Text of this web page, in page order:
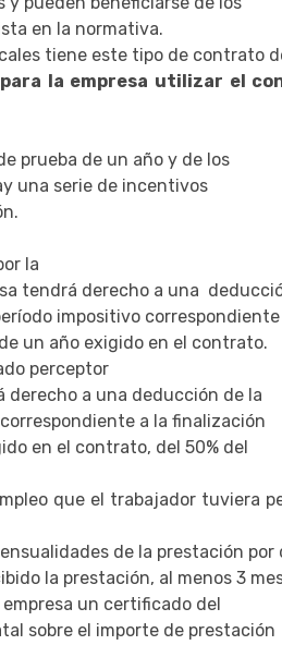
en la normativa.
tiene este tipo de contrato
la empresa utilizar el
prueba de un año y de los
una serie de incentivos
la
tendrá derecho a una
impositivo correspondiente
un año exigido en el contrato.
perceptor
a una deducción de la
a la finalización
en el contrato, del 50% del
que el trabajador tuviera
de la prestación
la prestación, al menos 3
un certificado del
sobre el importe de prestación